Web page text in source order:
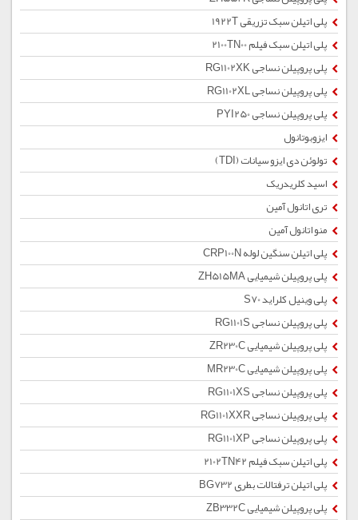
پلی اتیلن سبک تزریقی 1922T
پلی اتیلن سبک فیلم 2100TN00
پلی پروپیلن نساجی RG1102XK
پلی پروپیلن نساجی RG1102XL
پلی پروپیلن نساجی PYI250
ایزوبوتانول
تولوئن دی ایزو سیانات (TDI)
اسید کلریدریک
تری اتانول آمین
منو اتانول آمین
پلی اتیلن سنگین لوله CRP100N
پلی پروپیلن شیمیایی ZH515MA
پلی وینیل کلراید S70
پلی پروپیلن نساجی RG1101S
پلی پروپیلن شیمیایی ZR230C
پلی پروپیلن شیمیایی MR230C
پلی پروپیلن نساجی RG1101XS
پلی پروپیلن نساجی RG1101XXR
پلی پروپیلن نساجی RG1101XP
پلی اتیلن سبک فیلم 2102TN42
پلی اتیلن ترفتالات بطری BG732
پلی پروپیلن شیمیایی ZB332C